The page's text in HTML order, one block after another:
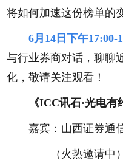
将如何加速这份榜单的
6月14日下午17:00-
与行业券商对话，聊聊
化，敬请关注观看！
《ICC讯石·光电有
嘉宾：山西证券通
（火热邀请中）